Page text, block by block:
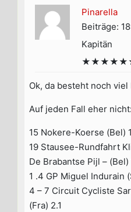
Pinarella
Beiträge:
Kapitän
Ok, da besteht noch
Auf jeden Fall eher nicht:
15 Nokere-Koerse (Bel)
19 Stausee-Rundfahrt
De Brabantse Pijl – (Bel)
1 .4 GP Miguel Indurain
4 – 7 Circuit Cycliste
(Fra) 2.1